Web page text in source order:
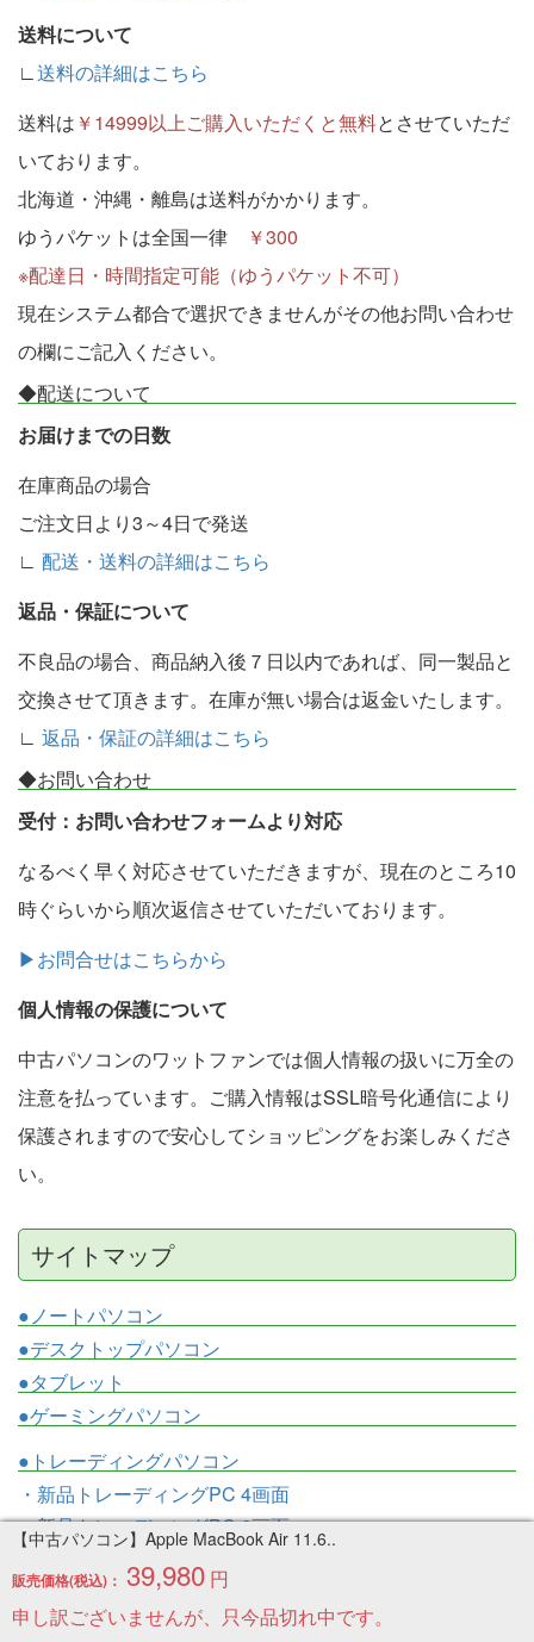
【中古パソコン】Apple MacBook Air 11.6..
販売価格(税込)： 39,980 円
申し訳ございませんが、只今品切れ中です。
送料について
∟送料の詳細はこちら
送料は ￥14999以上ご購入いただくと無料とさせていただ
いております。
北海道・沖縄・離島は送料がかかります。
ゆうパケットは全国一律
￥300
※配達日・時間指定可能（ゆうパケット不可）
現在システム都合で選択できませんがその他お問い合わせ
の欄にご記入ください。
◆配送について
お届けまでの日数
在庫商品の場合
ご注文日より3～4日で発送
∟ 配送・送料の詳細はこちら
返品・保証について
不良品の場合、商品納入後７日以内であれば、同一製品と
交換させて頂きます。在庫が無い場合は返金いたします。
∟ 返品・保証の詳細はこちら
◆お問い合わせ
受付：お問い合わせフォームより対応
なるべく早く対応させていただきますが、現在のところ10
時ぐらいから順次返信させていただいております。
▶お問合せはこちらから
個人情報の保護について
中古パソコンのワットファンでは個人情報の扱いに万全の
注意を払っています。ご購入情報はSSL暗号化通信により
保護されますので安心してショッピングをお楽しみくださ
い。
サイトマップ
●ノートパソコン
●デスクトップパソコン
●タブレット
●ゲーミングパソコン
●トレーディングパソコン
・新品トレーディングPC 4画面
・新品トレーディングPC 6画面
・新品トレーディングPC 8画面
・中古トレーディングPC 3画面
・中古トレーディングPC 4画面